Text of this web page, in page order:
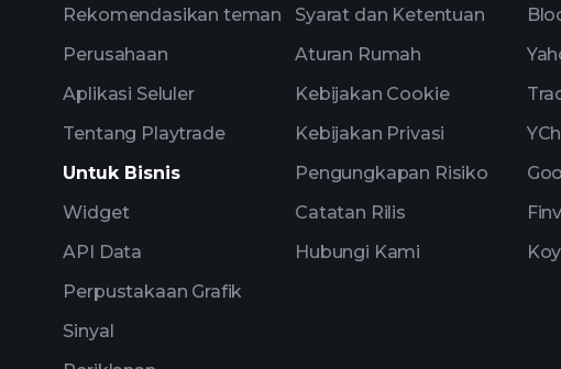
Rekomendasikan teman
Perusahaan
Aplikasi Seluler
Tentang Playtrade
Untuk Bisnis
Widget
API Data
Perpustakaan Grafik
Sinyal
Syarat dan Ketentuan
Aturan Rumah
Kebijakan Cookie
Kebijakan Privasi
Pengungkapan Risiko
Catatan Rilis
Hubungi Kami